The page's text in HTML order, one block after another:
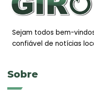
Sejam todos bem-
confiável de notícias
Sobre